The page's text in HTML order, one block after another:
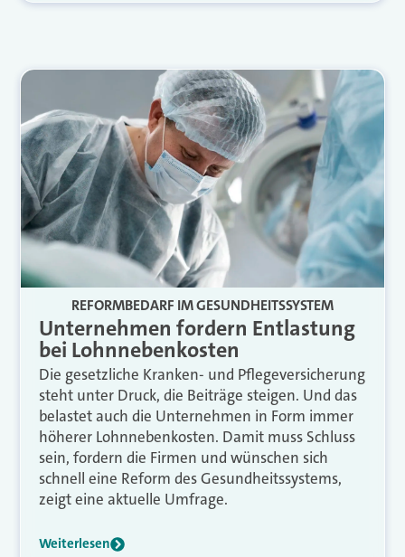
REFORMBEDARF IM GESUNDHEITSSYSTEM
Unternehmen fordern Entlastung
bei Lohnnebenkosten
Die gesetzliche Kranken- und Pflegeversicherung
steht unter Druck, die Beiträge steigen. Und das
belastet auch die Unternehmen in Form immer
höherer Lohnnebenkosten. Damit muss Schluss
sein, fordern die Firmen und wünschen sich
schnell eine Reform des Gesundheitssystems,
zeigt eine aktuelle Umfrage.
Weiterlesen